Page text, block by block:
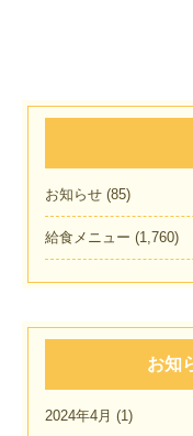
お知らせ (85)
給食メニュー (1,760)
お知
2024年4月 (1)